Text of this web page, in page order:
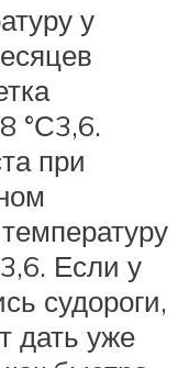
у
°С3,6.
при
Если у
судороги,
дать уже